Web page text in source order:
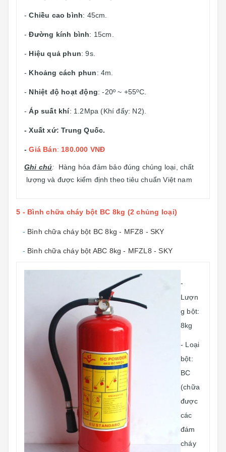
-Chiều cao bình: 45cm.
-Đường kính bình: 15cm.
- Hiệu quả phun: 9s.
- Khoảng cách phun: 4m.
- Nhiệt độ hoạt động: -20º ~ +55ºC.
-Áp suất khí: 1.2Mpa (Khí đẩy: N2).
- Xuất xứ: Trung Quốc.
-Giá Bán: 180.000 VNĐ
Ghi chú: Hàng hóa đảm bảo đúng chủng loại, chất
lượng và được kiểm định theo tiêu chuẩn Việt nam
5 - Bình chữa cháy bột BC 8kg (2 chủng loại)
- Bình chữa cháy bột BC 8kg - MFZ8 - SKY
- Bình chữa cháy bột ABC 8kg - MFZL8 - SKY
-
Lượn
g bột:
8kg
- Loại
bột:
BC
(chữa
được
các
đám
cháy